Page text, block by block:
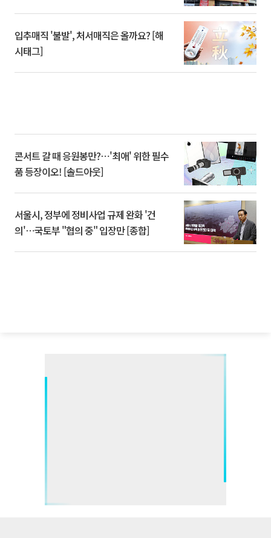
입추매직 '불발', 처서매직은 올까요? [해
시태그]
콘서트 갈 때 응원봉만?⋯'최애' 위한 필수
품 등장이오! [솔드아웃]
서울시, 정부에 정비사업 규제 완화 '건
의'⋯국토부 "협의 중" 입장만 [종합]